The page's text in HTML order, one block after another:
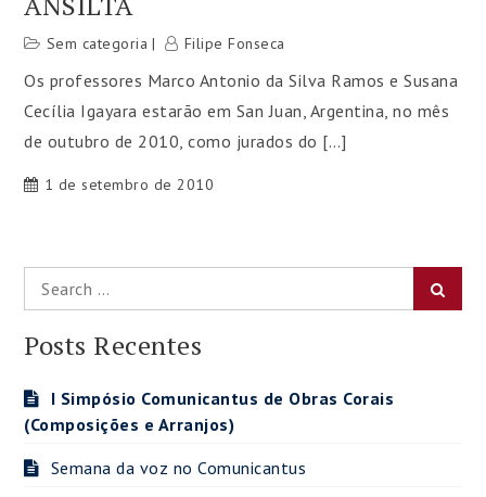
Sem categoria Filipe Fonseca
Os professores Marco Antonio da Silva Ramos e Susana
Cecília Igayara estarão em San Juan, Argentina, no mês
de outubro de 2010, como jurados do […]
1 de setembro de 2010
Search
for:
Posts Recentes
I Simpósio Comunicantus de Obras Corais
(Composições e Arranjos)
Semana da voz no Comunicantus